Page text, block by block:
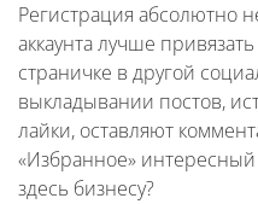
Регистрация абсолютно
аккаунта лучше
страничке в другой
выкладывании постов,
лайки, оставляют
«Избранное» интересный
здесь бизнесу?